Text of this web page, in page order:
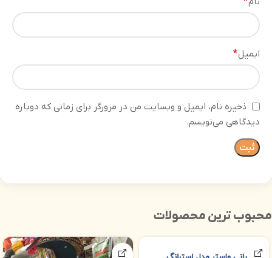
ایمیل*
ذخیره نام، ایمیل و وبسایت من در مرورگر برای زمانی که دوباره
دیدگاهی می‌نویسم.
محبوب ترین محصولات